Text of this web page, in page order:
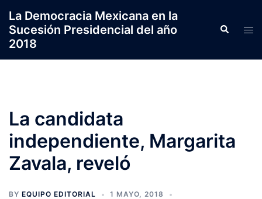
contenido
La Democracia Mexicana en la
Sucesión Presidencial del año
2018
Search
La candidata
independiente, Margarita
Zavala, reveló
BY EQUIPO EDITORIAL
1 MAYO, 2018